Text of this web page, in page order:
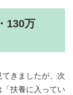
130万
きましたが、次
扶養に入ってい